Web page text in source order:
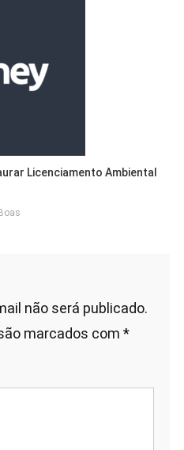
Licenciamento Ambiental
não será publicado.
marcados com *